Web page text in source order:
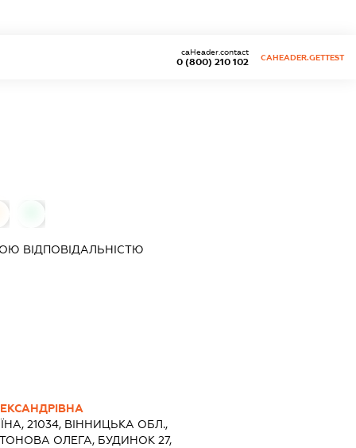
0 (800) 210 102
caHeader.contact
CAHEADER.GETTEST
ВІДПОВІДАЛЬНІСТЮ
21034, ВІННИЦЬКА ОБЛ.,
ОЛЕГА, БУДИНОК 27,